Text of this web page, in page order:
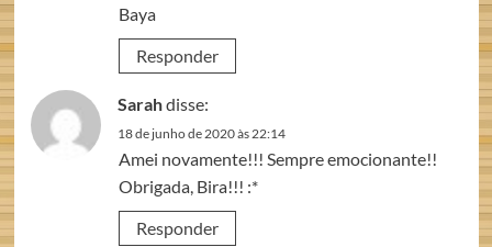
Baya
Responder
Sarahdisse:
18 de junho de 2020 às 22:14
Amei novamente!!! Sempre emocionante!!
Obrigada, Bira!!! :*
Responder